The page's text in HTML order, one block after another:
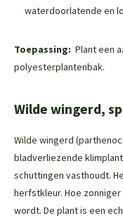
waterdoorlatende en
Toepassing: Plant een
polyesterplantenbak.
Wilde wingerd,
Wilde wingerd
bladverliezende
schuttingen vasthoudt.
herfstkleur. Hoe
wordt. De plant is een